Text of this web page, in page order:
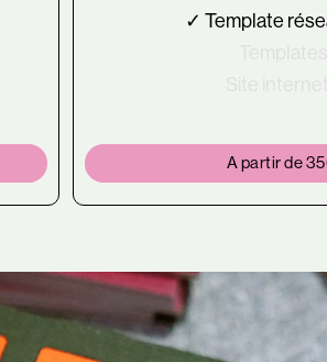
✓ Template
A partir de